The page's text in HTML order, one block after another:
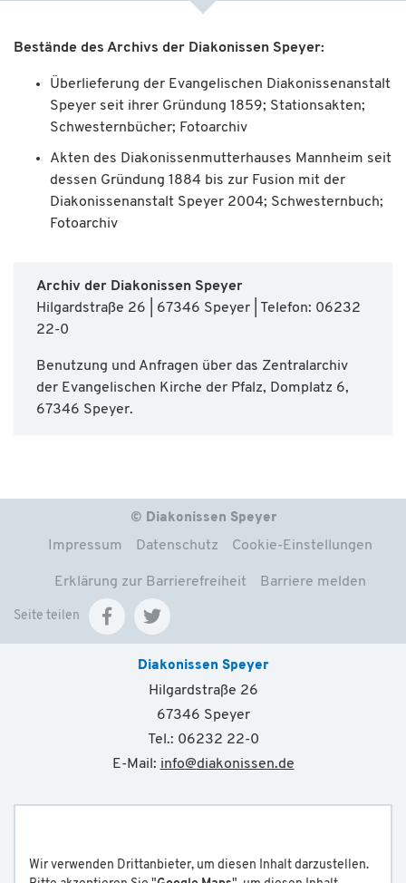
Bestände des Archivs der Diakonissen Speyer:
Überlieferung der Evangelischen Diakonissenanstalt
Speyer seit ihrer Gründung 1859; Stationsakten;
Schwesternbücher; Fotoarchiv
Akten des Diakonissenmutterhauses Mannheim seit
dessen Gründung 1884 bis zur Fusion mit der
Diakonissenanstalt Speyer 2004; Schwesternbuch;
Fotoarchiv
Archiv der Diakonissen Speyer
Hilgardstraße 26 | 67346 Speyer | Telefon: 06232
22-0
Benutzung und Anfragen über das Zentralarchiv
der Evangelischen Kirche der Pfalz, Domplatz 6,
67346 Speyer.
© Diakonissen Speyer
Impressum Datenschutz Cookie-Einstellungen
Erklärung zur Barrierefreiheit Barriere melden
Seite teilen
Diakonissen Speyer
Hilgardstraße 26
67346 Speyer
Tel.: 06232 22-0
E-Mail: info@diakonissen.de
Wir verwenden Drittanbieter, um diesen Inhalt darzustellen.